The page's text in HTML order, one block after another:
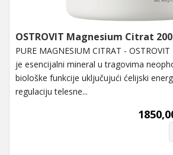
OSTROVIT Magnesium Citrat
PURE MAGNESIUM CITRAT -
je esencijalni mineral u tragovima
biološke funkcije uključujući ćelijski
regulaciju telesne...